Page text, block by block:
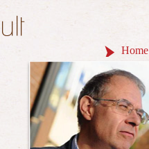
Home